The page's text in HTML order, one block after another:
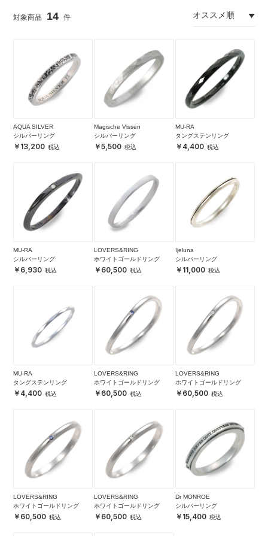
14
AQUA SILVER
シルバーリング
13,200
Magische Vissen
シルバーリング
5,500
MU-RA
タングステンリング
4,400
MU-RA
シルバーリング
6,930
LOVERS&RING
ホワイトゴールドリング
60,500
Ijeluna
シルバーリング
11,000
MU-RA
タングステンリング
4,400
LOVERS&RING
ホワイトゴールドリング
60,500
LOVERS&RING
ホワイトゴールドリング
60,500
LOVERS&RING
ホワイトゴールドリング
60,500
LOVERS&RING
ホワイトゴールドリング
60,500
Dr MONROE
シルバーリング
15,400